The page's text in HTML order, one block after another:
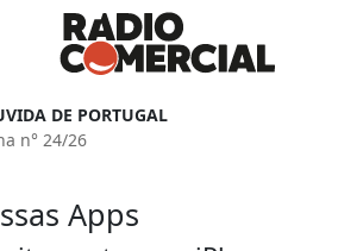
DE PORTUGAL
n° 24/26
Apps